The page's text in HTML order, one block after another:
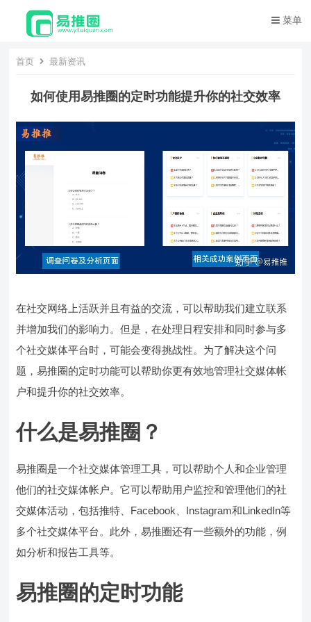
菜单
首页 最新资讯
如何使用易推圈的定时功能提升你的社交效率
在社交网络上活跃并且有益的交流，可以帮助我们建立联系
并增加我们的影响力。但是，在处理日程安排和同时参与多
个社交媒体平台时，可能会变得挑战性。为了解决这个问
题，易推圈的定时功能可以帮助你更有效地管理社交媒体帐
户和提升你的社交效率。
什么是易推圈？
易推圈是一个社交媒体管理工具，可以帮助个人和企业管理
他们的社交媒体帐户。它可以帮助用户监控和管理他们的社
交媒体活动，包括推特、Facebook、Instagram和LinkedIn等
多个社交媒体平台。此外，易推圈还有一些额外的功能，例
如分析和报告工具等。
易推圈的定时功能